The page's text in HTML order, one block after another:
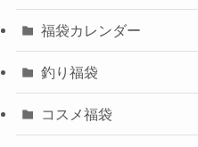
福袋カレンダー
釣り福袋
コスメ福袋